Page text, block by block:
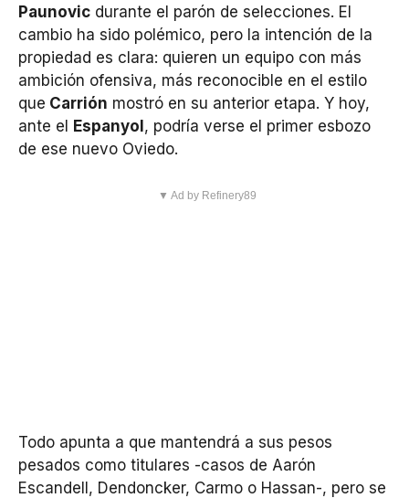
Paunovic durante el parón de selecciones. El
cambio ha sido polémico, pero la intención de la
propiedad es clara: quieren un equipo con más
ambición ofensiva, más reconocible en el estilo
que Carrión mostró en su anterior etapa. Y hoy,
ante el
Espanyol , podría verse el primer esbozo
de ese nuevo Oviedo.
▼ Ad by Refinery89
Todo apunta a que mantendrá a sus pesos
pesados como titulares -casos de Aarón
Escandell, Dendoncker, Carmo o Hassan-, pero se